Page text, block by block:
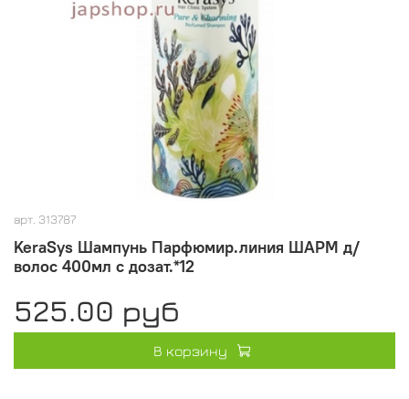
арт. 313787
KeraSys Шампунь Парфюмир.линия ШАРМ д/
волос 400мл с дозат.*12
525.00 руб
В корзину